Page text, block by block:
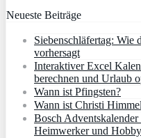
Neueste Beiträge
Siebenschläfertag: Wie
vorhersagt
Interaktiver Excel
berechnen und Urlaub
Wann ist Pfingsten?
Wann ist Christi
Bosch
Heimwerker und